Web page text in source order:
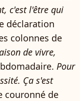
c'est l'être qui
déclaration
colonnes de
de vivre,
Pour
Ça s'est
couronné de